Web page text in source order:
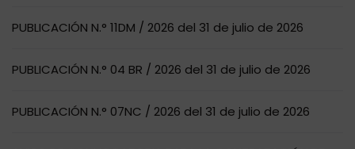
PUBLICACIÓN N.° 11DM / 2026 del 31 de julio de 2026
PUBLICACIÓN N.° 04 BR / 2026 del 31 de julio de 2026
PUBLICACIÓN N.° 07NC / 2026 del 31 de julio de 2026